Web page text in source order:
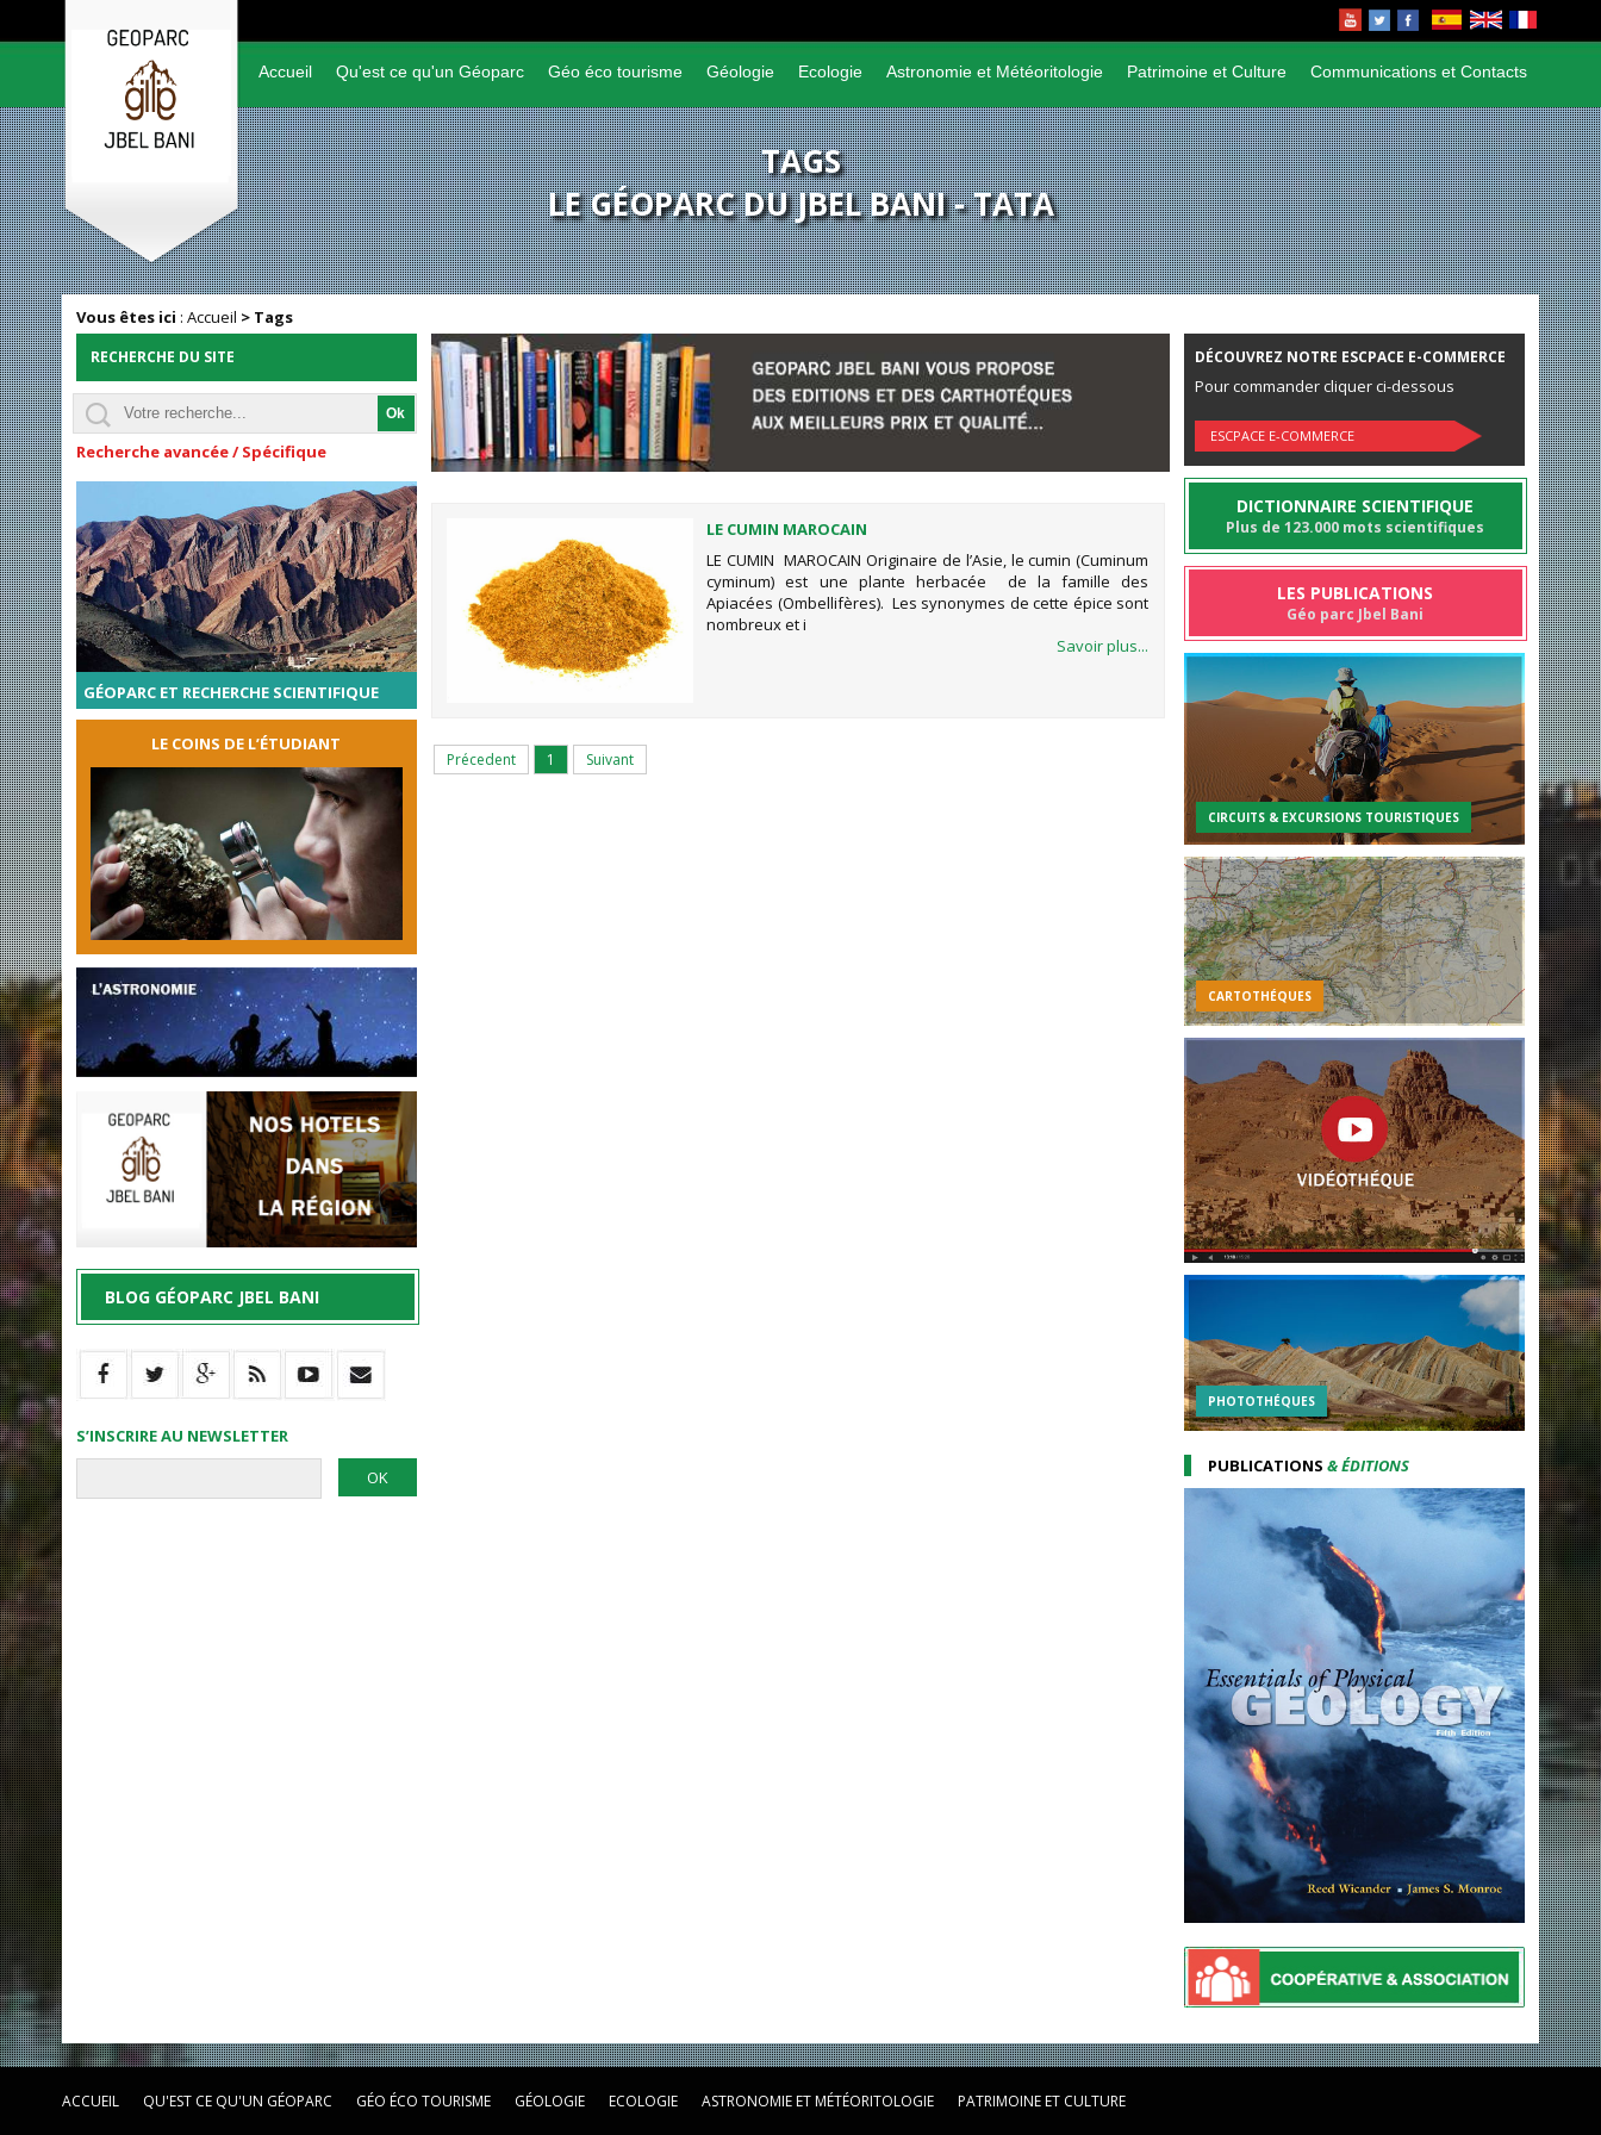
Accueil Qu'est ce qu'un Géoparc Géo éco tourisme Géologie Ecologie Astronomie et Météoritologie Patrimoine et Culture Communications et Contacts
TAGS
LE GÉOPARC DU JBEL BANI - TATA
Vous êtes ici :Accueil > Tags
LE CUMIN MAROCAIN
LE CUMIN MAROCAIN Originaire de l’Asie, le cumin (Cuminum
cyminum) est une plante herbacée de la famille des
Apiacées (Ombellifères). Les synonymes de cette épice sont
nombreux et i
Savoir plus...
Précedent 1 Suivant
RECHERCHE DU SITE
Recherche avancée / Spécifique
GÉOPARC ET RECHERCHE SCIENTIFIQUE
LE COINS DE L’ÉTUDIANT
BLOG GÉOPARC JBEL BANI
S’INSCRIRE AU NEWSLETTER
DÉCOUVREZ NOTRE ESCPACE E-COMMERCE
Pour commander cliquer ci-dessous
ESCPACE E-COMMERCE
DICTIONNAIRE SCIENTIFIQUE
Plus de 123.000 mots scientifiques
LES PUBLICATIONS
Géo parc Jbel Bani
CIRCUITS & EXCURSIONS TOURISTIQUES
CARTOTHÉQUES
PHOTOTHÉQUES
PUBLICATIONS& ÉDITIONS
ACCUEIL QU'EST CE QU'UN GÉOPARC GÉO ÉCO TOURISME GÉOLOGIE ECOLOGIE ASTRONOMIE ET MÉTÉORITOLOGIE PATRIMOINE ET CULTURE